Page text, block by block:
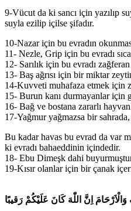
9-Vücut da ki sancı için yazılıp
suyla ezilip içilse şifadır.
10-Nazar için bu evradın
11- Nezle, Grip için bu evradı
12- Sarılık için bu evradı
13- Baş ağrısı için bir miktar
14-Kuvveti muhafaza etmek için
15- Burun kanı durmayanlar için
16- Bağ ve bostana zararlı
17-Yağmur yağmazsa bir
Bu kadar havas bu evrad da var
ki evradı bahaeddinin içindedir.
18- Ebu Dimeşk dahi
19-Kısır olanlar için bir çanak
اِنَّ اللّٰهَ كَانَ عَلَيْكُمْ رَقيبًا